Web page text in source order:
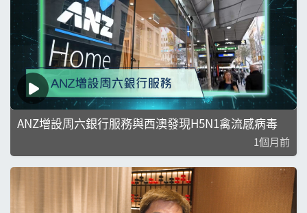
ANZ增設周六銀行服務與西澳發現H5N1禽流感病毒
1個月前